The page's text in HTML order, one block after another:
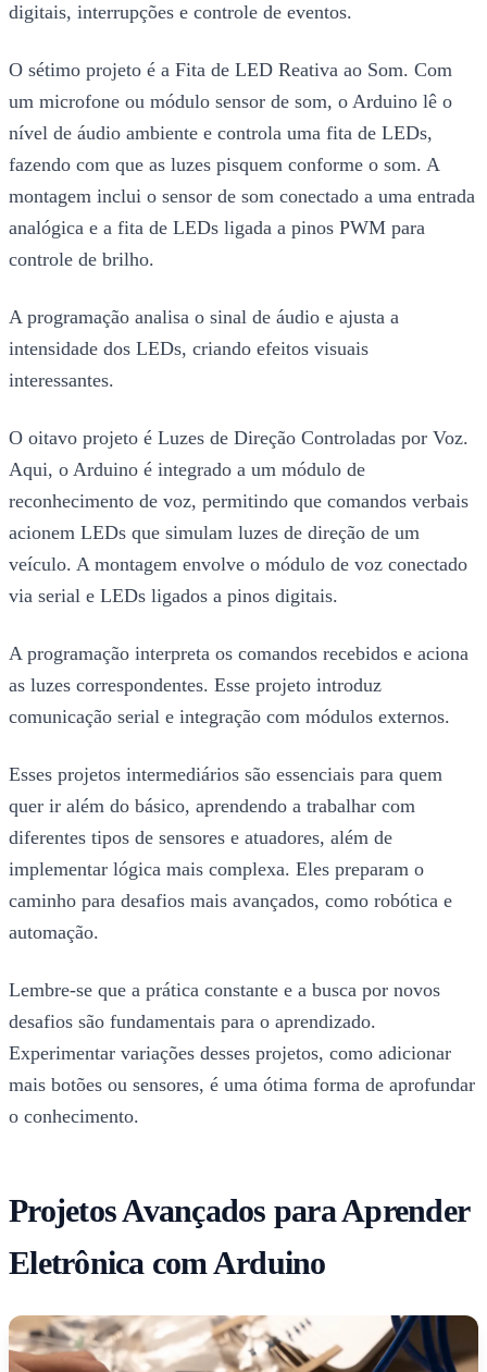
digitais, interrupções e controle de eventos.
O sétimo projeto é a Fita de LED Reativa ao Som. Com
um microfone ou módulo sensor de som, o Arduino lê o
nível de áudio ambiente e controla uma fita de LEDs,
fazendo com que as luzes pisquem conforme o som. A
montagem inclui o sensor de som conectado a uma entrada
analógica e a fita de LEDs ligada a pinos PWM para
controle de brilho.
A programação analisa o sinal de áudio e ajusta a
intensidade dos LEDs, criando efeitos visuais
interessantes.
O oitavo projeto é Luzes de Direção Controladas por Voz.
Aqui, o Arduino é integrado a um módulo de
reconhecimento de voz, permitindo que comandos verbais
acionem LEDs que simulam luzes de direção de um
veículo. A montagem envolve o módulo de voz conectado
via serial e LEDs ligados a pinos digitais.
A programação interpreta os comandos recebidos e aciona
as luzes correspondentes. Esse projeto introduz
comunicação serial e integração com módulos externos.
Esses projetos intermediários são essenciais para quem
quer ir além do básico, aprendendo a trabalhar com
diferentes tipos de sensores e atuadores, além de
implementar lógica mais complexa. Eles preparam o
caminho para desafios mais avançados, como robótica e
automação.
Lembre-se que a prática constante e a busca por novos
desafios são fundamentais para o aprendizado.
Experimentar variações desses projetos, como adicionar
mais botões ou sensores, é uma ótima forma de aprofundar
o conhecimento.
Projetos Avançados para Aprender
Eletrônica com Arduino